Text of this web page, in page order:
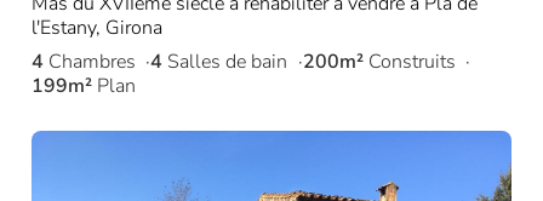
l'Estany, Girona
4 Chambres 4 Salles de bain 200m² Construits
199m² Plan